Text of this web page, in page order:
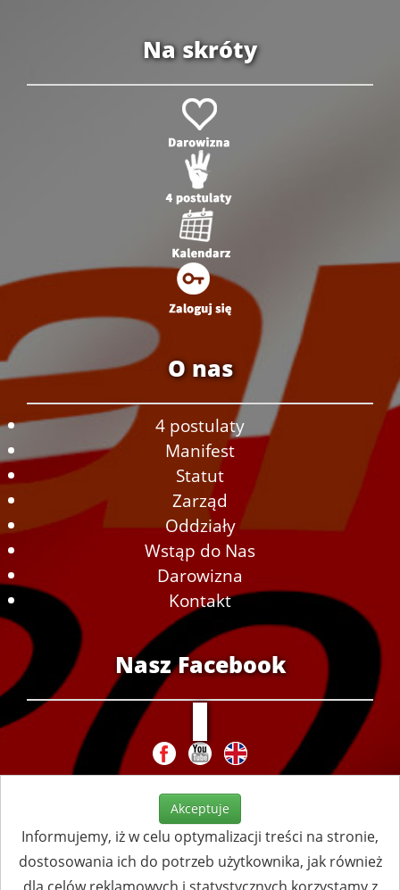
Na skróty
O nas
4 postulaty
Manifest
Statut
Zarząd
Oddziały
Wstąp do Nas
Darowizna
Kontakt
Nasz Facebook
Akceptuje
Informujemy, iż w celu optymalizacji treści na stronie,
dostosowania ich do potrzeb użytkownika, jak również